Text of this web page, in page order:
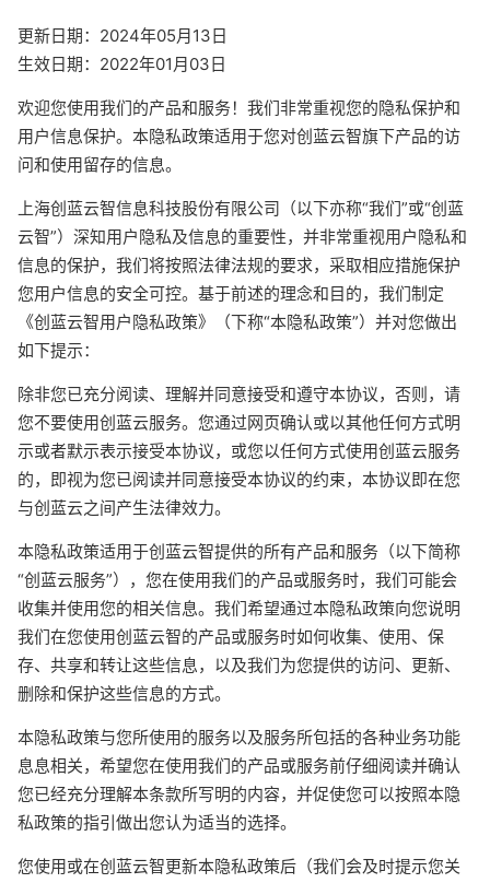
更新日期：2024年05月13日
生效日期：2022年01月03日
欢迎您使用我们的产品和服务！我们非常重视您的隐私保护和
用户信息保护。本隐私政策适用于您对创蓝云智旗下产品的访
问和使用留存的信息。
上海创蓝云智信息科技股份有限公司（以下亦称“我们”或“创蓝
云智”）深知用户隐私及信息的重要性，并非常重视用户隐私和
信息的保护，我们将按照法律法规的要求，采取相应措施保护
您用户信息的安全可控。基于前述的理念和目的，我们制定
《创蓝云智用户隐私政策》（下称“本隐私政策”）并对您做出
如下提示：
除非您已充分阅读、理解并同意接受和遵守本协议，否则，请
您不要使用创蓝云服务。您通过网页确认或以其他任何方式明
示或者默示表示接受本协议，或您以任何方式使用创蓝云服务
的，即视为您已阅读并同意接受本协议的约束，本协议即在您
与创蓝云之间产生法律效力。
本隐私政策适用于创蓝云智提供的所有产品和服务（以下简称
“创蓝云服务”），您在使用我们的产品或服务时，我们可能会
收集并使用您的相关信息。我们希望通过本隐私政策向您说明
我们在您使用创蓝云智的产品或服务时如何收集、使用、保
存、共享和转让这些信息，以及我们为您提供的访问、更新、
删除和保护这些信息的方式。
本隐私政策与您所使用的服务以及服务所包括的各种业务功能
息息相关，希望您在使用我们的产品或服务前仔细阅读并确认
您已经充分理解本条款所写明的内容，并促使您可以按照本隐
私政策的指引做出您认为适当的选择。
您使用或在创蓝云智更新本隐私政策后（我们会及时提示您关